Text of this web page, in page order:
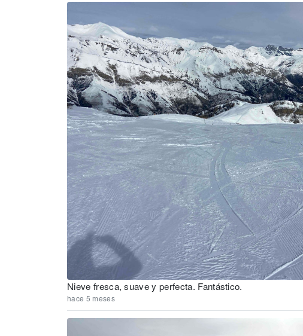
Nieve fresca, suave y perfecta. Fantástico.
hace 5 meses